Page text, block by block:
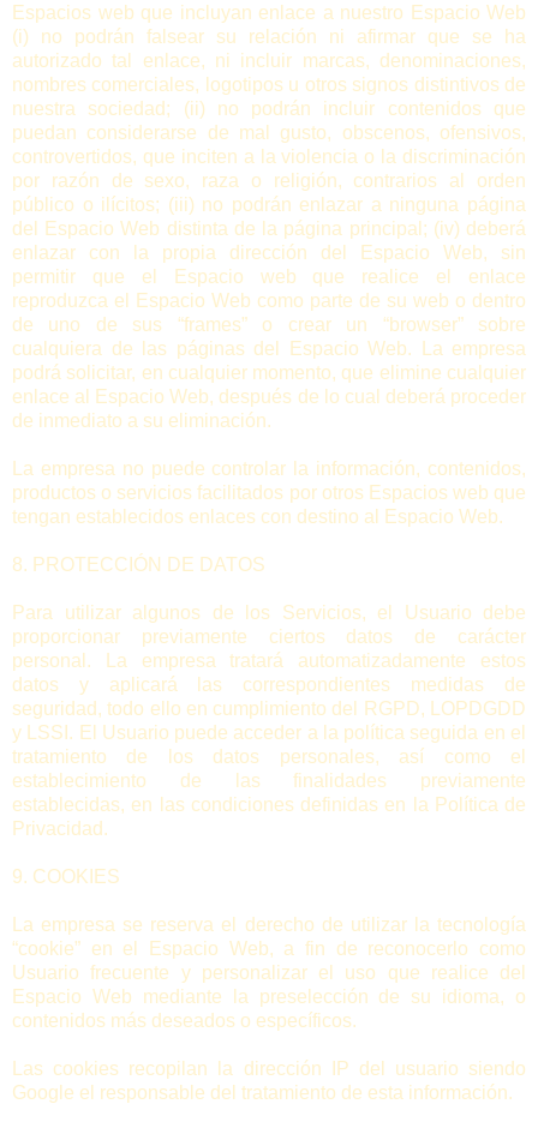
Espacios web que incluyan enlace a nuestro Espacio Web
(i) no podrán falsear su relación ni afirmar que se ha
autorizado tal enlace, ni incluir marcas, denominaciones,
nombres comerciales, logotipos u otros signos distintivos de
nuestra sociedad; (ii) no podrán incluir contenidos que
puedan considerarse de mal gusto, obscenos, ofensivos,
controvertidos, que inciten a la violencia o la discriminación
por razón de sexo, raza o religión, contrarios al orden
público o ilícitos; (iii) no podrán enlazar a ninguna página
del Espacio Web distinta de la página principal; (iv) deberá
enlazar con la propia dirección del Espacio Web, sin
permitir que el Espacio web que realice el enlace
reproduzca el Espacio Web como parte de su web o dentro
de uno de sus “frames” o crear un “browser” sobre
cualquiera de las páginas del Espacio Web. La empresa
podrá solicitar, en cualquier momento, que elimine cualquier
enlace al Espacio Web, después de lo cual deberá proceder
de inmediato a su eliminación.
La empresa no puede controlar la información, contenidos,
productos o servicios facilitados por otros Espacios web que
tengan establecidos enlaces con destino al Espacio Web.
8. PROTECCIÓN DE DATOS
Para utilizar algunos de los Servicios, el Usuario debe
proporcionar previamente ciertos datos de carácter
personal. La empresa tratará automatizadamente estos
datos y aplicará las correspondientes medidas de
seguridad, todo ello en cumplimiento del RGPD, LOPDGDD
y LSSI. El Usuario puede acceder a la política seguida en el
tratamiento de los datos personales, así como el
establecimiento de las finalidades previamente
establecidas, en las condiciones definidas en la Política de
Privacidad.
9. COOKIES
La empresa se reserva el derecho de utilizar la tecnología
“cookie” en el Espacio Web, a fin de reconocerlo como
Usuario frecuente y personalizar el uso que realice del
Espacio Web mediante la preselección de su idioma, o
contenidos más deseados o específicos.
Las cookies recopilan la dirección IP del usuario siendo
Google el responsable del tratamiento de esta información.